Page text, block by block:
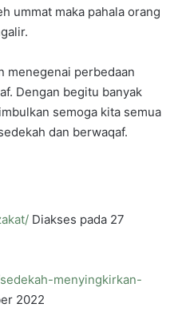
ummat maka pahala orang
menegenai perbedaan
Dengan begitu banyak
semoga kita semua
dan berwaqaf.
Diakses pada 27
menyingkirkan-
2022